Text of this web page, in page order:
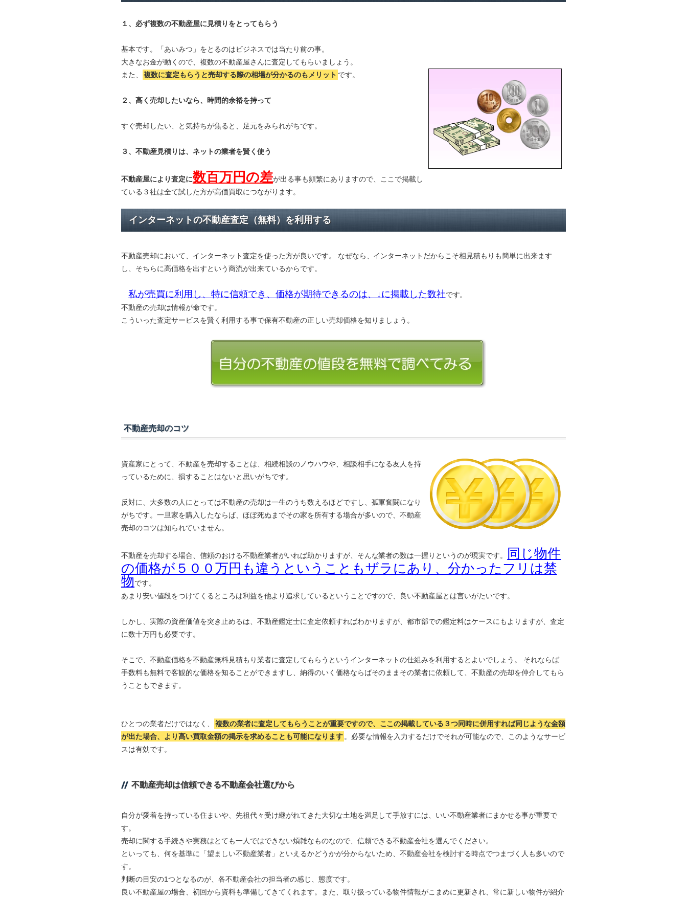
１、必ず複数の不動産屋に見積り をとってもらう
基本です。「あいみつ」をとるのはビジネスでは当たり前の事。
大きなお金が動くので、複数の不動産屋さんに査定してもらいましょう。
また、
複数に査定もらうと売却する際の相場が分かるのもメリット です。
２、高く売却したいなら、時間的余裕を持って
すぐ売却したい、と気持ちが焦ると、足元をみられがちです。
３、不動産見積りは、ネットの業者を賢く使う
不動産屋により査定に数百万円の差が出る事も頻繁にありますので、ここで掲載し
ている３社は全て試した方が高価買取につながります。
インターネットの不動産査定（無料）を利用する
不動産売却において、インターネット査定を使った方が良いです。 なぜなら、インターネットだからこそ相見積もりも簡単に出来ます
し、そちらに高価格を出すという商流が出来ているからです。
私が売買に利用し、特に信頼でき、価格が期待できるのは、↓に掲載した数社です。
不動産の売却は情報が命です。
こういった査定サービスを賢く利用する事で保有不動産の正しい売却価格を知りましょう。
不動産売却のコツ
資産家にとって、不動産を売却することは、相続相談のノウハウや、相談相手になる友人を持
っているために、損することはないと思いがちです。
反対に、大多数の人にとっては不動産の売却は一生のうち数えるほどですし、孤軍奮闘になり
がちです。一旦家を購入したならば、ほぼ死ぬまでその家を所有する場合が多いので、不動産
売却のコツは知られていません。
不動産を売却する場合、信頼のおける不動産業者がいれば助かりますが、そんな業者の数は一握りというのが現実です。
同じ物件
の価格が５００万円も違うということもザラにあり、分かったフリは禁
物です。
あまり安い値段をつけてくるところは利益を他より追求しているということですので、良い不動産屋とは言いがたいです。
しかし、実際の資産価値を突き止めるは、不動産鑑定士に査定依頼すればわかりますが、都市部での鑑定料はケースにもよりますが、査定
に数十万円も必要です。
そこで、不動産価格を不動産無料見積もり業者に査定してもらうというインターネットの仕組みを利用するとよいでしょう。 それならば
手数料も無料で客観的な価格を知ることができますし、納得のいく価格ならばそのままその業者に依頼して、不動産の売却を仲介してもら
うこともできます。
ひとつの業者だけではなく、
複数の業者に査定してもらうことが重要ですので、ここの掲載している３つ同時に併用すれば同じような金額
が出た場合、より高い買取金額の掲示を求めることも可能になります 。必要な情報を入力するだけでそれが可能なので、このようなサービ
スは有効です。
不動産売却は信頼できる不動産会社選びから
自分が愛着を持っている住まいや、先祖代々受け継がれてきた大切な土地を満足して手放すには、いい不動産業者にまかせる事が重要で
す。
売却に関する手続きや実務はとても一人ではできない煩雑なものなので、信頼できる不動産会社を選んでください。
といっても、何を基準に「望ましい不動産業者」といえるかどうかが分からないため、不動産会社を検討する時点でつまづく人も多いので
す。
判断の目安の1つとなるのが、各不動産会社の担当者の感じ、態度です。
良い不動産屋の場合、初回から資料も準備してきてくれます。また、取り扱っている物件情報がこまめに更新され、常に新しい物件が紹介